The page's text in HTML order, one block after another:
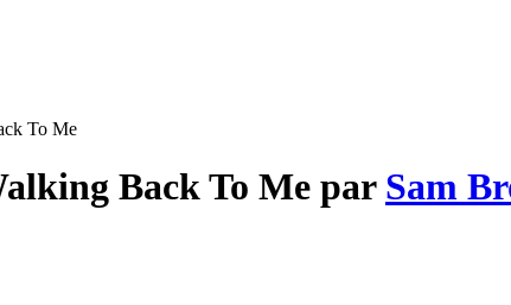
To Me
Back To Me par Sam